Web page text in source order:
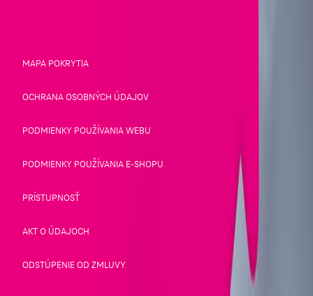
MAPA POKRYTIA
OCHRANA OSOBNÝCH ÚDAJOV
PODMIENKY POUŽÍVANIA WEBU
PODMIENKY POUŽÍVANIA E-SHOPU
PRÍSTUPNOSŤ
AKT O ÚDAJOCH
ODSTÚPENIE OD ZMLUVY